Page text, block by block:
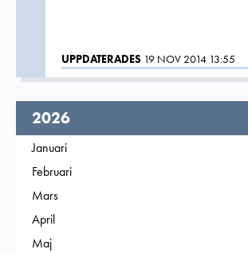
UPPDATERADES 19 NOV 2014 13:55
År,
2026
Filtrera på
Januari
Filtrera på
Februari
Filtrera på
Mars
Filtrera på
April
Filtrera på
Maj